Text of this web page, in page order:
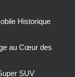
Historique
au Cœur des
SUV